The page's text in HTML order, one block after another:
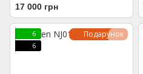
17 000 грн
Подарунок
6
6